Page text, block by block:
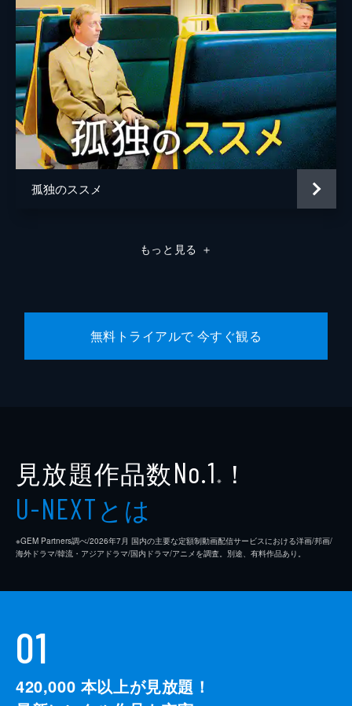
孤独のススメ
もっと見る ＋
無料トライアルで 今すぐ観る
見放題作品数No.1 ※ ！
U-NEXTとは
※GEM Partners調べ/2026年7⽉ 国内の主要な定額制動画配信サービスにおける洋画/邦画/
海外ドラマ/韓流・アジアドラマ/国内ドラマ/アニメを調査。別途、有料作品あり。
01
420,000 本以上が見放題！